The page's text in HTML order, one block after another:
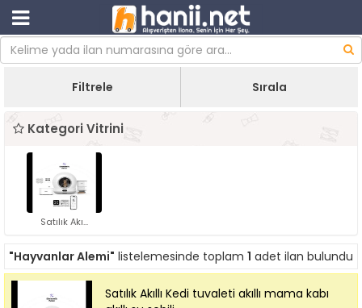
Filtrele Sırala
Kategori Vitrini
Satılık Akı...
"Hayvanlar Alemi" listelemesinde toplam 1 adet ilan bulundu
Satılık Akıllı Kedi tuvaleti akıllı mama kabı